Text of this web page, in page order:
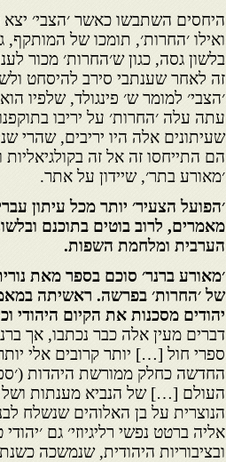
היחסים השתבשו כאשר ׳הצבי׳
ואילו ׳החרות׳, תומכו של המותקף,
בלשון גסה, כגון ש׳החרות׳ מכור
זה לאחר שענתבי סירב להיסחט
׳הצבי׳ למומר ש׳ פינגולד, שלפיו
עתה עלה ׳החרות׳ על יריבו
שעיתונים אלה היו יריבים,
הם התייחסו זה אל זה בקולגיאליות
׳מאורע בתר׳, שיידון על אתר.
׳הפועל הצעיר׳ יותר מכל עיתון
מאמרים, לרוב בוטים בתוכנם
הערבית ומלחמת השפות.
׳מאורע ברנר׳ סוכם בספר מאת
של ׳החרות׳ בפרשה. ראשיתה
יהודים מסכנות את הקיום היהודי
דברים מעין אלה כבר נכתבו, אך
ספרי חול […] יותר קרובים אלי
החדשה כחלק ממורשת היהדות
העולם […] של הנביא מענתות ושל
הנוצרית על בן האלוהים שנשלח
אליה ברטט נפשי רליגיוזי׳ גם
ובציבוריות היהודית, שנמשכה